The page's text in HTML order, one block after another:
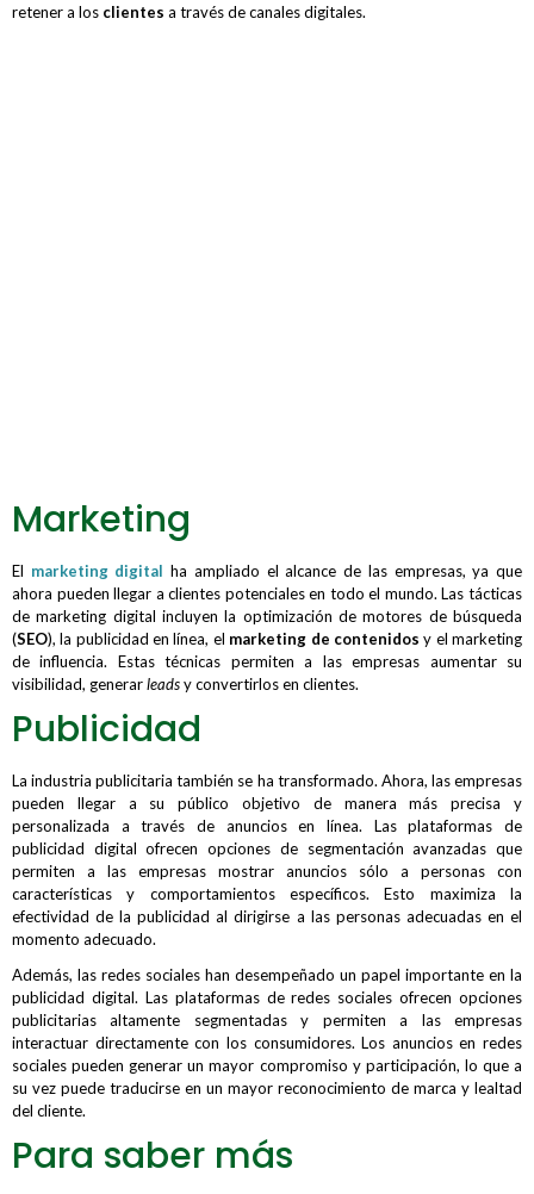
retener a los clientes a través de canales digitales.
Marketing
El marketing digital ha ampliado el alcance de las empresas, ya que
ahora pueden llegar a clientes potenciales en todo el mundo. Las tácticas
de marketing digital incluyen la optimización de motores de búsqueda
(SEO), la publicidad en línea, el marketing de contenidosy el marketing
de influencia. Estas técnicas permiten a las empresas aumentar su
visibilidad, generarleadsy convertirlos en clientes.
Publicidad
La industria publicitaria también se ha transformado. Ahora, las empresas
pueden llegar a su público objetivo de manera más precisa y
personalizada a través de anuncios en línea. Las plataformas de
publicidad digital ofrecen opciones de segmentación avanzadas que
permiten a las empresas mostrar anuncios sólo a personas con
características y comportamientos específicos. Esto maximiza la
efectividad de la publicidad al dirigirse a las personas adecuadas en el
momento adecuado.
Además, las redes sociales han desempeñado un papel importante en la
publicidad digital. Las plataformas de redes sociales ofrecen opciones
publicitarias altamente segmentadas y permiten a las empresas
interactuar directamente con los consumidores. Los anuncios en redes
sociales pueden generar un mayor compromiso y participación, lo que a
su vez puede traducirse en un mayor reconocimiento de marca y lealtad
del cliente.
Para saber más